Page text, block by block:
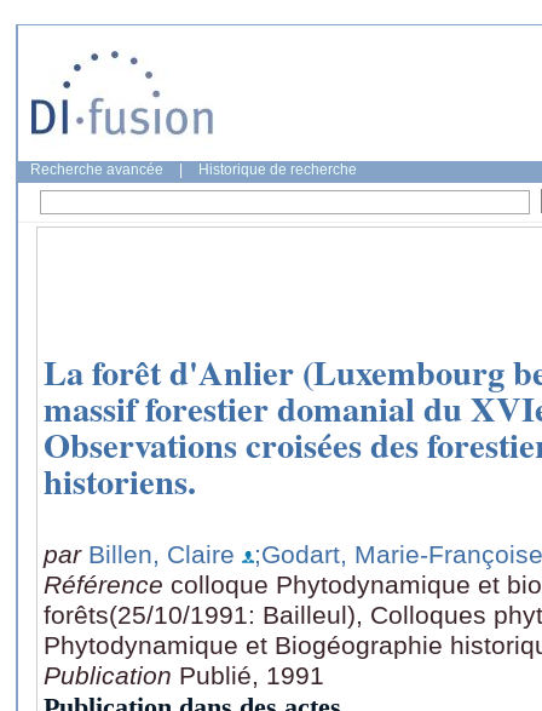
Recherche avancée Historique de recherche
La forêt d'Anlier (Luxembourg
massif forestier domanial du
Observations croisées des
historiens.
par Billen, Claire
;Godart, Marie-Françoise
Référence colloque Phytodynamique et
forêts(25/10/1991: Bailleul), Colloques
Phytodynamique et Biogéographie
Publication Publié, 1991